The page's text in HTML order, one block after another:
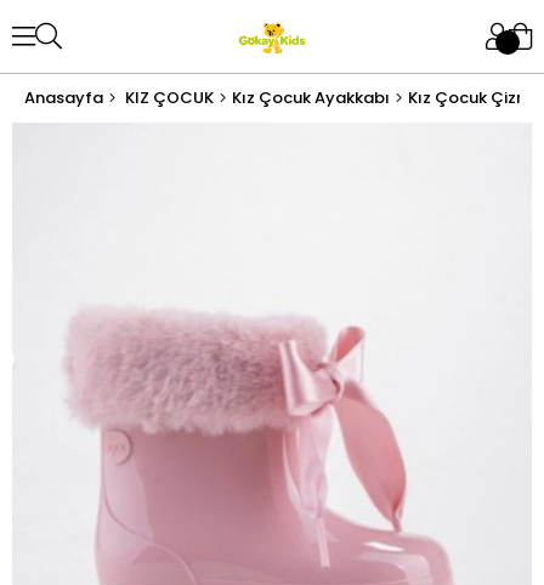
Anasayfa KIZ ÇOCUK Kız Çocuk Ayakkabı Kız Çocuk Çizme